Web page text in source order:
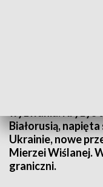
Białorusią,
Ukrainie, nowe
Mierzei Wiślanej.
graniczni.